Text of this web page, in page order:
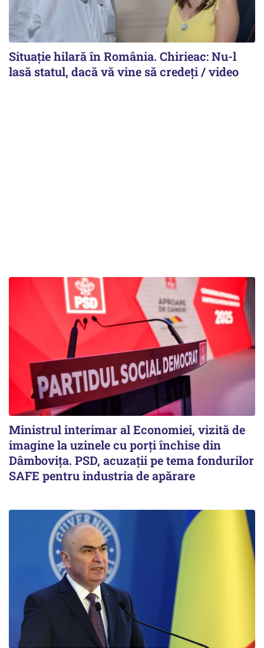
Situație hilară în România. Chirieac: Nu-l
lasă statul, dacă vă vine să credeți / video
Ministrul interimar al Economiei, vizită de
imagine la uzinele cu porți închise din
Dâmbovița. PSD, acuzații pe tema fondurilor
SAFE pentru industria de apărare